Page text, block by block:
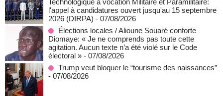
Technologique à vocation Militaire et Paramilitaire:
l'appel à candidatures ouvert jusqu'au 15 septembre
2026 (DIRPA) - 07/08/2026
Élections locales / Alioune Souaré conforte
Diomaye: « Je ne comprends pas toute cette
agitation. Aucun texte n’a été violé sur le Code
électoral » - 07/08/2026
Trump veut bloquer le “tourisme des naissances”
- 07/08/2026